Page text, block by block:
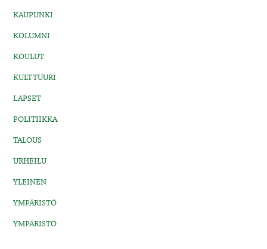
KAUPUNKI
KOLUMNI
KOULUT
KULTTUURI
LAPSET
POLITIIKKA
TALOUS
URHEILU
YLEINEN
YMPÄRISTÖ
YMPÄRISTÖ